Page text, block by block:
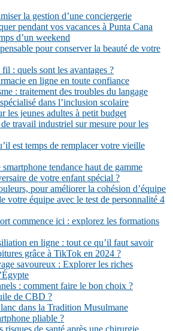
la gestion d’une conciergerie
pendant vos vacances à Punta Cana
d’un weekend
pour conserver la beauté de votre
: quels sont les avantages ?
en ligne en toute confiance
: traitement des troubles du langage
dans l’inclusion scolaire
les jeunes adultes à petit budget
travail industriel sur mesure pour les
est temps de remplacer votre vieille
tendance haut de gamme
de votre enfant spécial ?
pour améliorer la cohésion d’équipe
votre équipe avec le test de personnalité 4
commence ici : explorez les formations
en ligne : tout ce qu’il faut savoir
grâce à TikTok en 2024 ?
savoureux : Explorer les riches
: comment faire le bon choix ?
de CBD ?
dans la Tradition Musulmane
pliable ?
risques de santé après une chirurgie